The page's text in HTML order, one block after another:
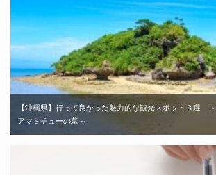
【沖縄県】行って良かった魅力的な観光スポット３選
アマミチューの墓～